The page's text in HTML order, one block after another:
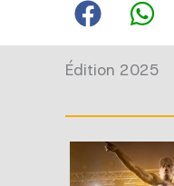
Édition 2025